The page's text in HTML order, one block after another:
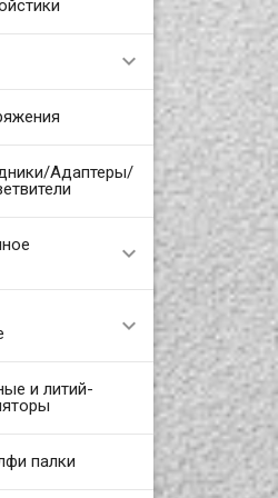
Адаптеры/
и литий-
палки